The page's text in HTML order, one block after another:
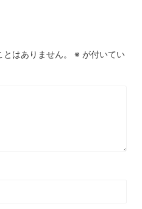
はありません。 ※ が付いてい